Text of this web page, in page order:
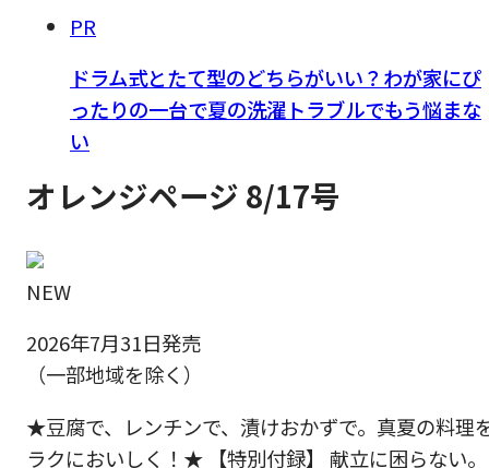
PR
ドラム式とたて型のどちらがいい？わが家にぴ
ったりの一台で夏の洗濯トラブルでもう悩まな
い
オレンジページ 8/17号
NEW
2026年7月31日発売
（一部地域を除く）
★豆腐で、レンチンで、漬けおかずで。真夏の料理
ラクにおいしく！★ 【特別付録】 献立に困らない。